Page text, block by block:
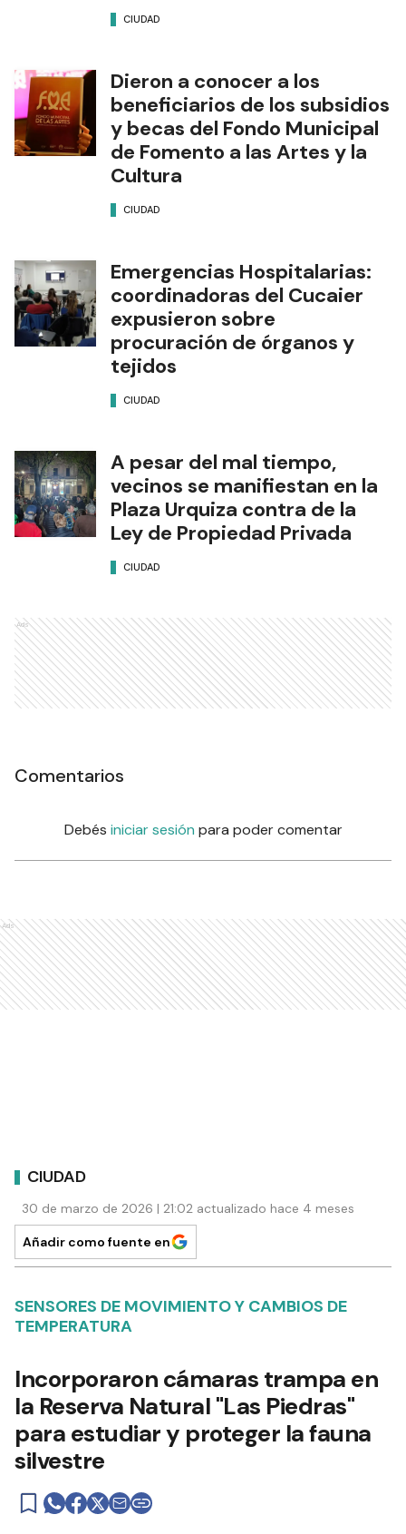
CIUDAD
Dieron a conocer a los
beneficiarios de los subsidios
y becas del Fondo Municipal
de Fomento a las Artes y la
Cultura
CIUDAD
Emergencias Hospitalarias:
coordinadoras del Cucaier
expusieron sobre
procuración de órganos y
tejidos
CIUDAD
A pesar del mal tiempo,
vecinos se manifiestan en la
Plaza Urquiza contra de la
Ley de Propiedad Privada
CIUDAD
Ads
Comentarios
Debés iniciar sesión para poder comentar
Ads
CIUDAD
30 de marzo de 2026 | 21:02 actualizado hace 4 meses
Añadir como fuente en
SENSORES DE MOVIMIENTO Y CAMBIOS DE
TEMPERATURA
Incorporaron cámaras trampa en
la Reserva Natural "Las Piedras"
para estudiar y proteger la fauna
silvestre